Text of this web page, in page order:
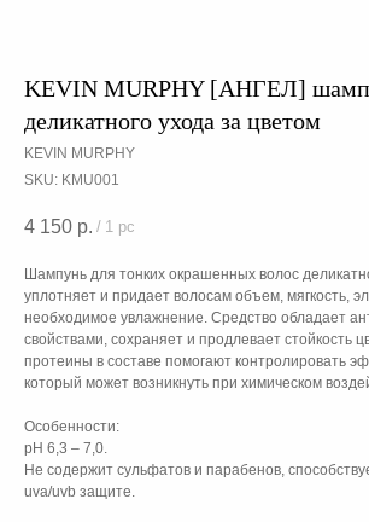
KEVIN MURPHY [АНГЕЛ]
деликатного ухода за цветом
KEVIN MURPHY
SKU: KMU001
4 150 р. / 1 pc
Шампунь для тонких окрашенных волос
уплотняет и придает волосам объем, мягкость,
необходимое увлажнение. Средство обладает
свойствами, сохраняет и продлевает стойкость
протеины в составе помогают контролировать
который может возникнуть при химическом
Особенности:
pH 6,3 – 7,0.
Не содержит сульфатов и парабенов,
uva/uvb защите.